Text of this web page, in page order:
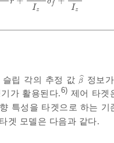
Iz
f
Iz
립 각의 추정 값 β
ˆ
β^ 정보
가 활용된다.6) 제어 타겟
특성을 타겟으로 하는
겟 모델은 다음과 같다.